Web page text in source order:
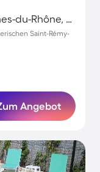
Les Baux-de-Provence, Bouches-du-Rhône, Frankreich
Saint-Rémy-
Angebot